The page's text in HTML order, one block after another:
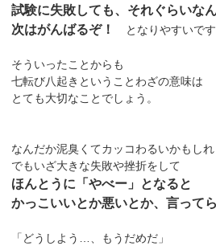
試験に失敗しても、それぐらいな
次はがんばるぞ！
となりやすいです
そういったことからも
七転び八起きということわざの意味は
とても大切なことでしょう。
なんだか泥臭くてカッコわるいかもしれ
でもいざ大きな失敗や挫折をして
ほんとうに「やべー」となると
かっこいいとか悪いとか、言って
「どうしよう…、もうだめだ」